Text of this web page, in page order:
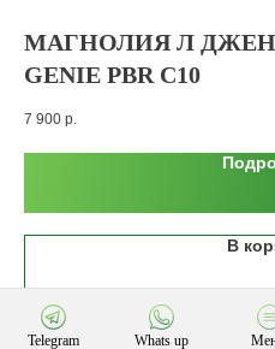
Telegram Whats up
МАГНОЛИЯ Л
GENIE PBR С10
7 900 р.
В